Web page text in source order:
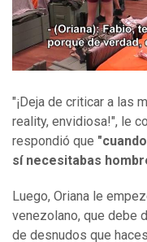
"¡Deja de criticar a las
reality, envidiosa!", le
respondió que
sí necesitabas
Luego, Oriana le
venezolano, que debe
de desnudos que